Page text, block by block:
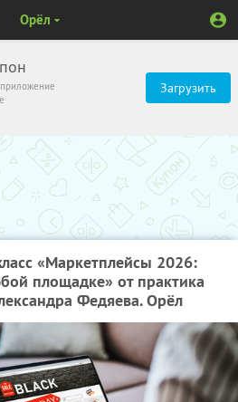
Загрузить
Орёл
«Маркетплейсы 2026:
площадке» от практика
Федяева. Орёл